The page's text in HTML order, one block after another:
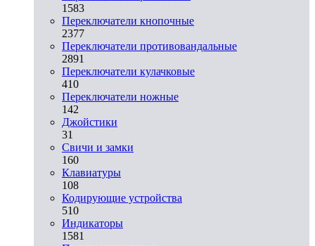
1583
Переключатели кнопочные
2377
Переключатели противовандальные
2891
Переключатели кулачковые
410
Переключатели ножные
142
Джойстики
31
Свичи и замки
160
Клавиатуры
108
Кодирующие устройства
510
Индикаторы
1581